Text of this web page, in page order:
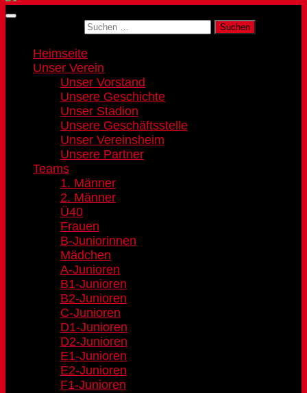
Heimseite
Unser Verein
Unser Vorstand
Unsere Geschichte
Unser Stadion
Unsere Geschäftsstelle
Unser Vereinsheim
Unsere Partner
Teams
1. Männer
2. Männer
Ü40
Frauen
B-Juniorinnen
Mädchen
A-Junioren
B1-Junioren
B2-Junioren
C-Junioren
D1-Junioren
D2-Junioren
E1-Junioren
E2-Junioren
F1-Junioren